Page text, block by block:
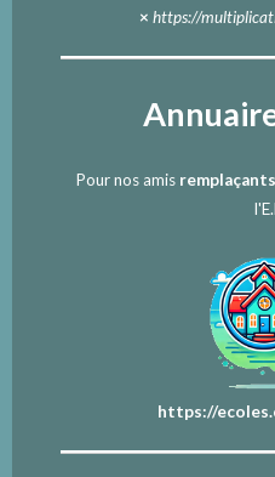
× https://
Pour nos amis remplaçants
https://